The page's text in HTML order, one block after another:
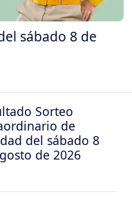
sábado 8 de
Sorteo
de
del sábado 8
de 2026